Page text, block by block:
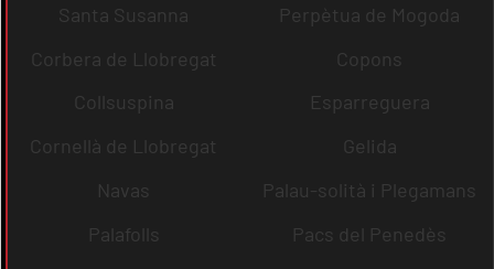
Santa Susanna
Perpètua de Mogoda
Corbera de Llobregat
Copons
Collsuspina
Esparreguera
Cornellà de Llobregat
Gelida
Navas
Palau-solità i Plegamans
Palafolls
Pacs del Penedès